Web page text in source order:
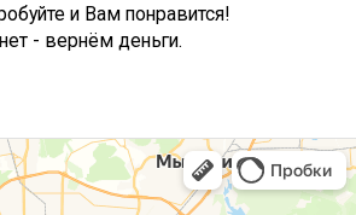
и Вам понравится!
- вернём деньги.